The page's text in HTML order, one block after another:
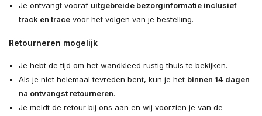
Je ontvangt vooraf uitgebreide bezorginformatie inclusief
track en tracevoor het volgen van je bestelling.
Retourneren mogelijk
Je hebt de tijd om het wandkleed rustig thuis te bekijken.
Als je niet helemaal tevreden bent, kun je het binnen 14 dagen
na ontvangst retourneren.
Je meldt de retour bij ons aan en wij voorzien je van de